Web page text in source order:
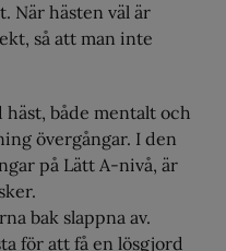
När hästen väl är
så att man inte
både mentalt och
övergångar. I den
på Lätt A-nivå, är
bak slappna av.
för att få en lösgjord